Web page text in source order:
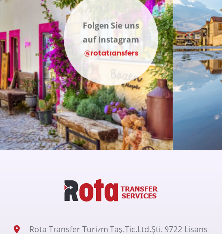
Folgen Sie uns
auf Instagram
@rotatransfers
Rota Transfer Turizm Taş.Tic.Ltd.Şti. 9722 Lisans